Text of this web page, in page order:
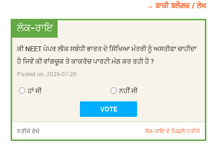
→ ਬਾਕੀ ਬਲੌਗਜ਼ / ਲੇਖ
ਲੋਕ-ਰਾਇ
ਕੀ NEET ਪੇਪਰ ਲੀਕ ਸਬੰਧੀ ਭਾਰਤ ਦੇ ਸਿੱਖਿਆ ਮੰਤਰੀ ਨੂੰ ਅਸਤੀਫਾ ਚਾਹੀਦਾ
ਹੈ ਜਿਵੇਂ ਕੀ ਵਾਂਗਚੂਕ ਤੇ ਕਾਕਰੋਚ ਪਾਰਟੀ ਮੰਗ ਕਰ ਰਹੀ ਹੈ ?
Posted on:2026-07-20
ਹਾਂ ਜੀ ਨਹੀਂ ਜੀ
ਨਤੀਜੇ ਦੇਖੋ ਲੋਕ-ਰਾਇ ਦੇ ਪਿਛਲੇ ਨਤੀਜੇ